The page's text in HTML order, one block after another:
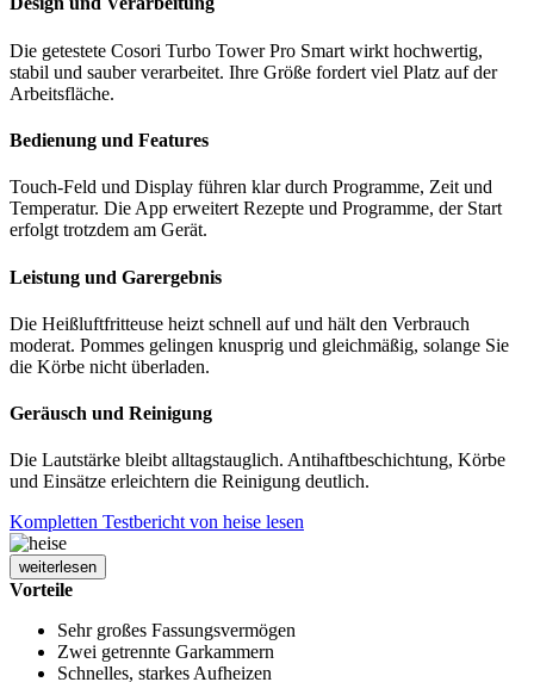
Die getestete Cosori Turbo Tower Pro Smart wirkt hochwertig,
stabil und sauber verarbeitet. Ihre Größe fordert viel Platz auf der
Arbeitsfläche.
Bedienung und Features
Touch-Feld und Display führen klar durch Programme, Zeit und
Temperatur. Die App erweitert Rezepte und Programme, der Start
erfolgt trotzdem am Gerät.
Leistung und Garergebnis
Die Heißluftfritteuse heizt schnell auf und hält den Verbrauch
moderat. Pommes gelingen knusprig und gleichmäßig, solange Sie
die Körbe nicht überladen.
Geräusch und Reinigung
Die Lautstärke bleibt alltagstauglich. Antihaftbeschichtung, Körbe
und Einsätze erleichtern die Reinigung deutlich.
Kompletten Testbericht von heise lesen
weiterlesen
Vorteile
Sehr großes Fassungsvermögen
Zwei getrennte Garkammern
Schnelles, starkes Aufheizen